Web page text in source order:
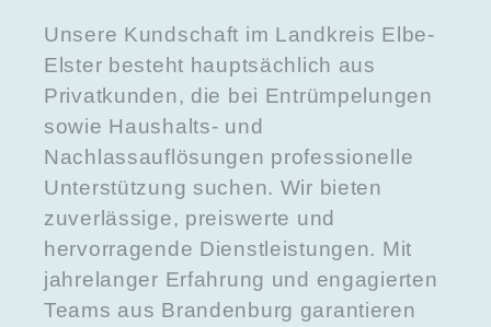
Unsere Kundschaft im Landkreis Elbe-
Elster besteht hauptsächlich aus
Privatkunden, die bei Entrümpelungen
sowie Haushalts- und
Nachlassauflösungen professionelle
Unterstützung suchen. Wir bieten
zuverlässige, preiswerte und
hervorragende Dienstleistungen. Mit
jahrelanger Erfahrung und engagierten
Teams aus Brandenburg garantieren